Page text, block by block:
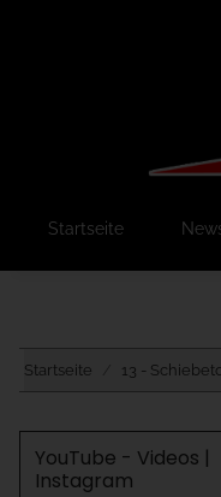
Startseite
Startseite 13 -
YouTube - Videos |
Instagram